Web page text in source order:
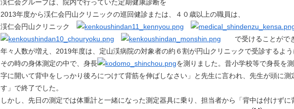
渓仁会グループは、院内で行っていた定期健康診断を
2013年度から渓仁会円山クリニックの巡回健診または、４０歳以上の職員は、
渓仁会円山クリニック
で受けることができ
年々人数が増え、2019年度は、定山渓病院の対象者の約６割が円山クリニックで受診するよう
その時の身体測定の中で、身長
を測りました。昔小学校等で身長を
字に開いて背中をしっかり後ろにつけて背筋を伸ばしなさい」と先生に言われ、先生が頭に
す」で終了でした。
しかし、先日の測定では体重計と一緒になった測定器具に乗り、担当者から「背中は付けず